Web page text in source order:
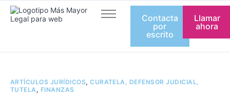
Inicio
Artículos
Contacta
por
escrito
Llamar
ahora
ARTÍCULOS JURÍDICOS,CURATELA, DEFENSOR JUDICIAL,
TUTELA, FINANZAS